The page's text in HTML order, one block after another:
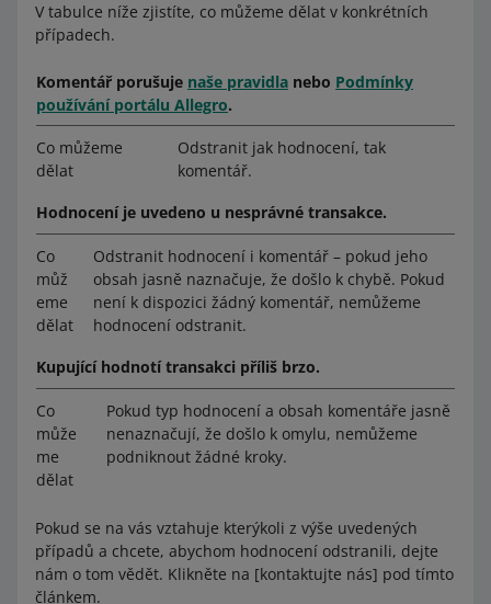
V tabulce níže zjistíte, co můžeme dělat v konkrétních
případech.
Komentář porušuje naše pravidla nebo Podmínky
používání portálu Allegro.
Co můžeme
dělat
Odstranit jak hodnocení, tak
komentář.
Hodnocení je uvedeno u nesprávné transakce.
Co
můž
eme
dělat
Odstranit hodnocení i komentář – pokud jeho
obsah jasně naznačuje, že došlo k chybě. Pokud
není k dispozici žádný komentář, nemůžeme
hodnocení odstranit.
Kupující hodnotí transakci příliš brzo.
Co
může
me
dělat
Pokud typ hodnocení a obsah komentáře jasně
nenaznačují, že došlo k omylu, nemůžeme
podniknout žádné kroky.
Pokud se na vás vztahuje kterýkoli z výše uvedených
případů a chcete, abychom hodnocení odstranili, dejte
nám o tom vědět. Klikněte na [kontaktujte nás] pod tímto
článkem.